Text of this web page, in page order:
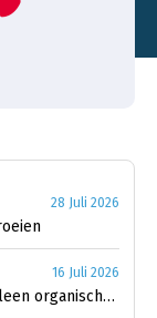
28 Juli 2026
16 Juli 2026
Groenbemesters: meer dan alleen organische stof